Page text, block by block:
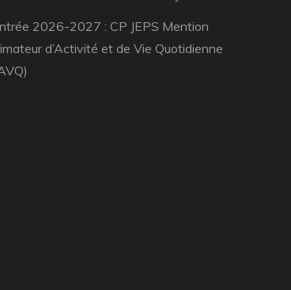
2026-2027 : CP JEPS Mention
d’Activité et de Vie Quotidienne